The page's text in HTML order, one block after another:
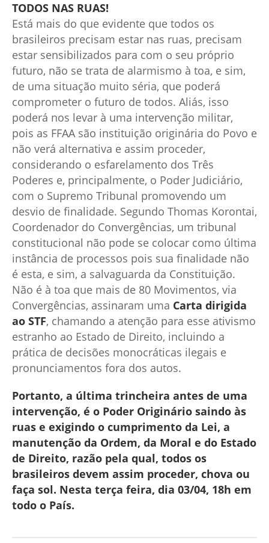
TODOS NAS RUAS!
Está mais do que evidente que todos os
brasileiros precisam estar nas ruas, precisam
estar sensibilizados para com o seu próprio
futuro, não se trata de alarmismo à toa, e sim,
de uma situação muito séria, que poderá
comprometer o futuro de todos. Aliás, isso
poderá nos levar à uma intervenção militar,
pois as FFAA são instituição originária do Povo e
não verá alternativa e assim proceder,
considerando o esfarelamento dos Três
Poderes e, principalmente, o Poder Judiciário,
com o Supremo Tribunal promovendo um
desvio de finalidade. Segundo Thomas Korontai,
Coordenador do Convergências, um tribunal
constitucional não pode se colocar como última
instância de processos pois sua finalidade não
é esta, e sim, a salvaguarda da Constituição.
Não é à toa que mais de 80 Movimentos, via
Convergências, assinaram uma Carta dirigida
ao STF, chamando a atenção para esse ativismo
estranho ao Estado de Direito, incluindo a
prática de decisões monocráticas ilegais e
pronunciamentos fora dos autos.
Portanto, a última trincheira antes de uma
intervenção, é o Poder Originário saindo às
ruas e exigindo o cumprimento da Lei, a
manutenção da Ordem, da Moral e do Estado
de Direito, razão pela qual, todos os
brasileiros devem assim proceder, chova ou
faça sol. Nesta terça feira, dia 03/04, 18h em
todo o País.